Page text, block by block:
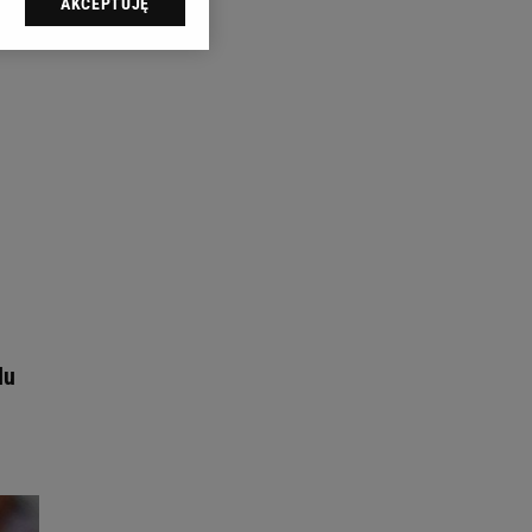
sp. z o.o., jej
swoje preferencje
celów identyfikacji.
reklam i treści,